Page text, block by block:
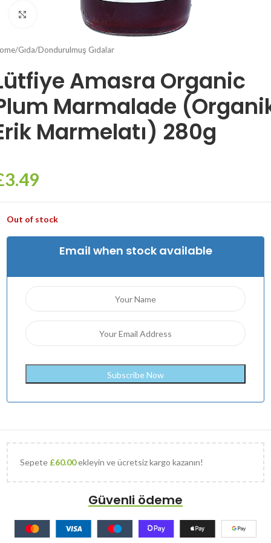
Click to enlarge
/Gıda/Dondurulmuş Gıdalar
Amasra Organic
Marmalade
Marmelatı) 280g
3.49
Out of stock
Email when stock available
Sepete £60.00ekleyin ve ücretsiz kargo kazanın!
Güvenli ödeme